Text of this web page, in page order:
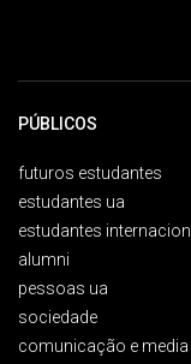
PÚBLICOS
futuros estudantes
estudantes ua
estudantes
alumni
pessoas ua
sociedade
comunicação e media